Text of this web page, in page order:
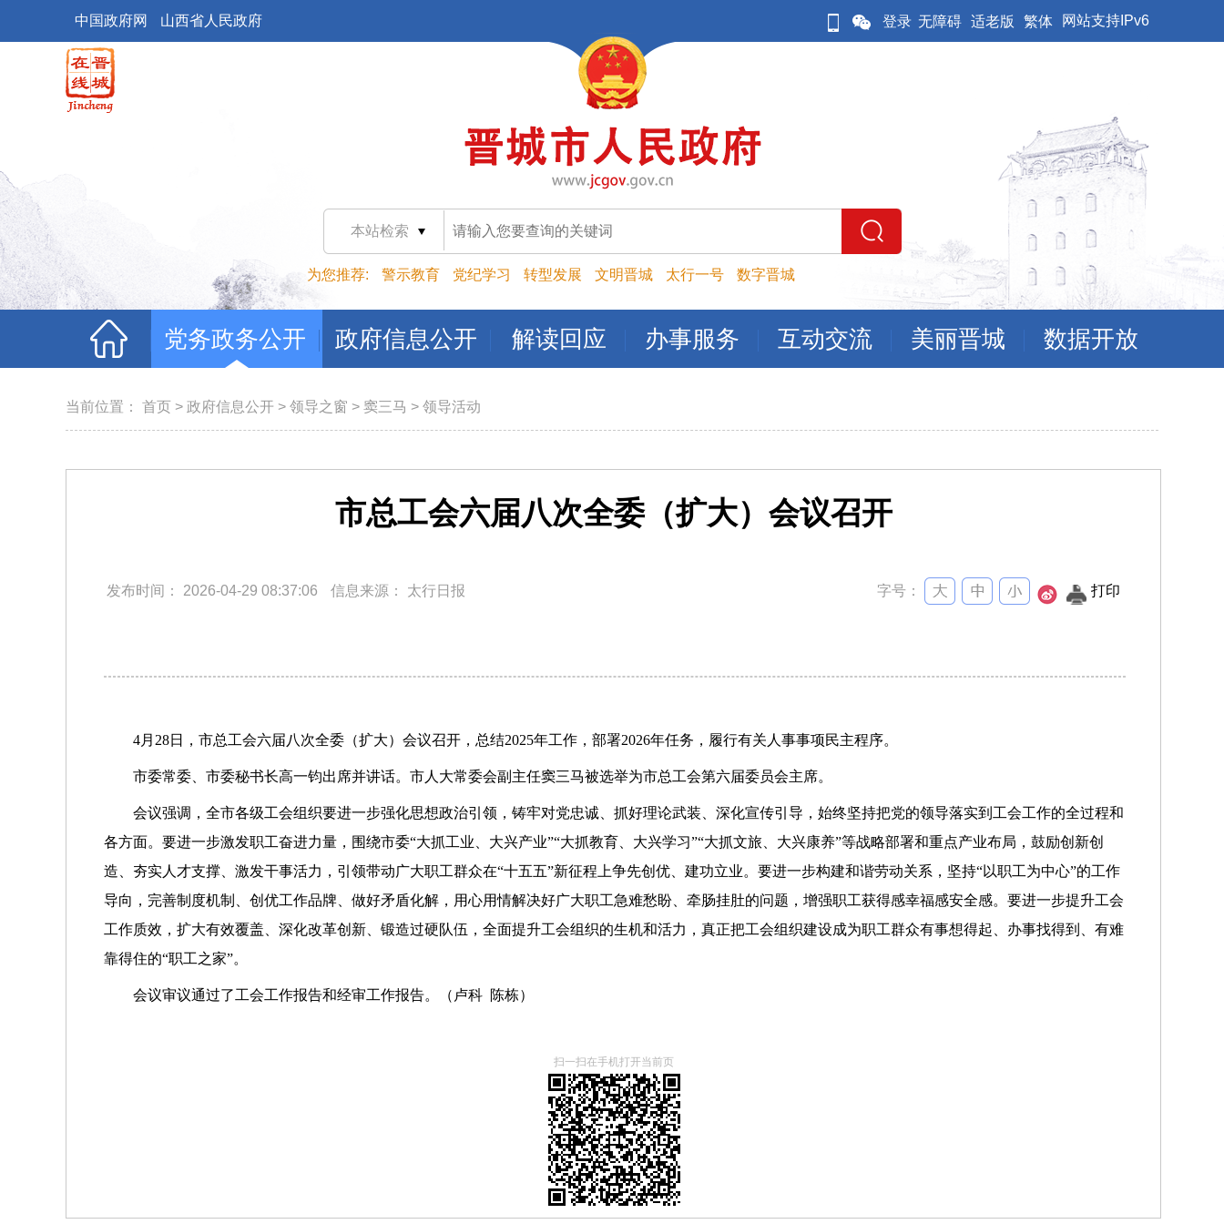
中国政府网 山西省人民政府 登录 无障碍 适老版 繁体 网站支持IPv6
本站检索
为您推荐: 警示教育 党纪学习 转型发展 文明晋城 太行一号 数字晋城
党务政务公开 政府信息公开 解读回应 办事服务 互动交流 美丽晋城 数据开放
当前位置： 首页 > 政府信息公开 > 领导之窗 > 窦三马 > 领导活动
市总工会六届八次全委（扩大）会议召开
发布时间： 2026-04-29 08:37:06 信息来源： 太行日报 字号： 打印
4月28日，市总工会六届八次全委（扩大）会议召开，总结2025年工作，部署2026年任务，履行有关人事事项民主程序。
市委常委、市委秘书长高一钧出席并讲话。市人大常委会副主任窦三马被选举为市总工会第六届委员会主席。
会议强调，全市各级工会组织要进一步强化思想政治引领，铸牢对党忠诚、抓好理论武装、深化宣传引导，始终坚持把党的领导落实到工会工作的全过程和
各方面。要进一步激发职工奋进力量，围绕市委“大抓工业、大兴产业”“大抓教育、大兴学习”“大抓文旅、大兴康养”等战略部署和重点产业布局，鼓励创新创
造、夯实人才支撑、激发干事活力，引领带动广大职工群众在“十五五”新征程上争先创优、建功立业。要进一步构建和谐劳动关系，坚持“以职工为中心”的工作
导向，完善制度机制、创优工作品牌、做好矛盾化解，用心用情解决好广大职工急难愁盼、牵肠挂肚的问题，增强职工获得感幸福感安全感。要进一步提升工会
工作质效，扩大有效覆盖、深化改革创新、锻造过硬队伍，全面提升工会组织的生机和活力，真正把工会组织建设成为职工群众有事想得起、办事找得到、有难
靠得住的“职工之家”。
会议审议通过了工会工作报告和经审工作报告。 （卢科 陈栋）
扫一扫在手机打开当前页